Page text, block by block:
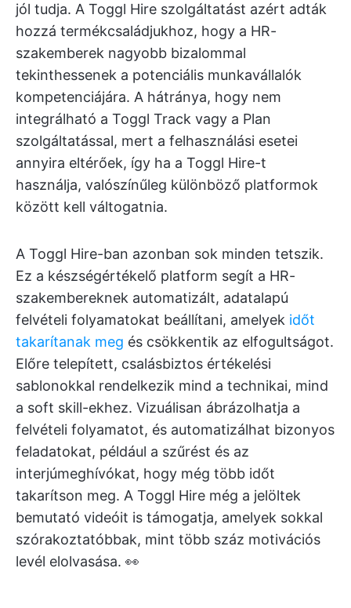
jól tudja. A Toggl Hire szolgáltatást azért adták
hozzá termékcsaládjukhoz, hogy a HR-
szakemberek nagyobb bizalommal
tekinthessenek a potenciális munkavállalók
kompetenciájára. A hátránya, hogy nem
integrálható a Toggl Track vagy a Plan
szolgáltatással, mert a felhasználási esetei
annyira eltérőek, így ha a Toggl Hire-t
használja, valószínűleg különböző platformok
között kell váltogatnia.
A Toggl Hire-ban azonban sok minden tetszik.
Ez a készségértékelő platform segít a HR-
szakembereknek automatizált, adatalapú
felvételi folyamatokat beállítani, amelyek időt
takarítanak meg és csökkentik az elfogultságot.
Előre telepített, csalásbiztos értékelési
sablonokkal rendelkezik mind a technikai, mind
a soft skill-ekhez. Vizuálisan ábrázolhatja a
felvételi folyamatot, és automatizálhat bizonyos
feladatokat, például a szűrést és az
interjúmeghívókat, hogy még több időt
takarítson meg. A Toggl Hire még a jelöltek
bemutató videóit is támogatja, amelyek sokkal
szórakoztatóbbak, mint több száz motivációs
levél elolvasása. 👀